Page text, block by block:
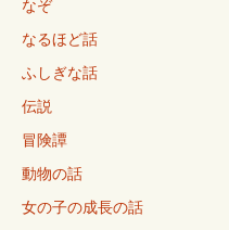
なぞ
なるほど話
ふしぎな話
伝説
冒険譚
動物の話
女の子の成長の話